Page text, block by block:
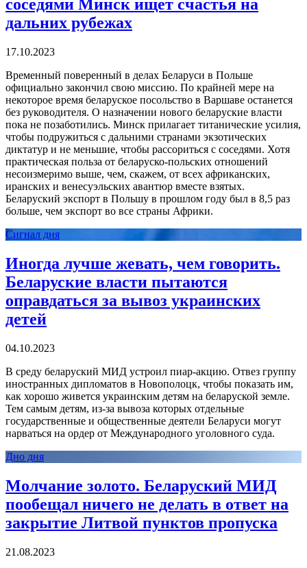
соседями Минск ищет счастья на
дальних рубежах
17.10.2023
Временный поверенный в делах Беларуси в Польше
официально закончил свою миссию. По крайней мере на
некоторое время беларуское посольство в Варшаве останется
без руководителя. О назначении нового беларуские власти
пока не позаботились. Минск прилагает титанические усилия,
чтобы подружиться с дальними странами экзотических
диктатур и не меньшие, чтобы рассориться с соседями. Хотя
практическая польза от беларуско-польских отношений
несоизмеримо выше, чем, скажем, от всех африканских,
иранских и венесуэльских авантюр вместе взятых.
Беларуский экспорт в Польшу в прошлом году был в 8,5 раз
больше, чем экспорт во все страны Африки.
Сигнал дня
Иногда лучше жевать, чем говорить.
Беларуские власти пытаются
оправдаться за вывоз украинских
детей
04.10.2023
В среду беларуский МИД устроил пиар-акцию. Отвез группу
иностранных дипломатов в Новополоцк, чтобы показать им,
как хорошо живется украинским детям на беларуской земле.
Тем самым детям, из-за вывоза которых отдельные
государственные и общественные деятели Беларуси могут
нарваться на ордер от Международного уголовного суда.
Дно дня
Молчание золото. Беларуский МИД
пообещал ничего не делать в ответ на
закрытие Литвой пунктов пропуска
21.08.2023